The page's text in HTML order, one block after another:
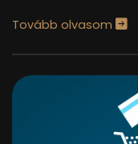
Tovább olvasom